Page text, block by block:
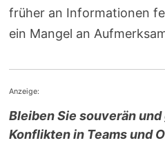
früher an Informationen
ein Mangel an
Anzeige:
Bleiben Sie souverän
Konflikten in Teams und